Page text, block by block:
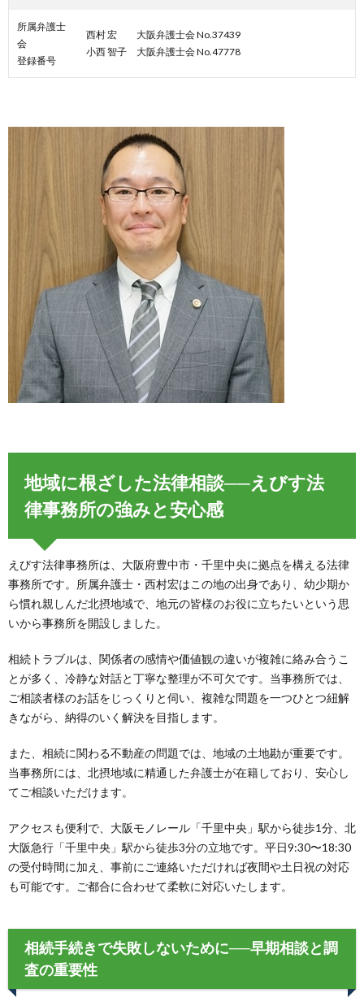
所属弁護士
会
登録番号
西村 宏 大阪弁護士会 No.37439
小西 智子 大阪弁護士会 No.47778
地域に根ざした法律相談──えびす法
律事務所の強みと安心感
えびす法律事務所は、大阪府豊中市・千里中央に拠点を構える法律
事務所です。所属弁護士・西村宏はこの地の出身であり、幼少期か
ら慣れ親しんだ北摂地域で、地元の皆様のお役に立ちたいという思
いから事務所を開設しました。
相続トラブルは、関係者の感情や価値観の違いが複雑に絡み合うこ
とが多く、冷静な対話と丁寧な整理が不可欠です。当事務所では、
ご相談者様のお話をじっくりと伺い、複雑な問題を一つひとつ紐解
きながら、納得のいく解決を目指します。
また、相続に関わる不動産の問題では、地域の土地勘が重要です。
当事務所には、北摂地域に精通した弁護士が在籍しており、安心し
てご相談いただけます。
アクセスも便利で、大阪モノレール「千里中央」駅から徒歩1分、北
大阪急行「千里中央」駅から徒歩3分の立地です。平日9:30〜18:30
の受付時間に加え、事前にご連絡いただければ夜間や土日祝の対応
も可能です。ご都合に合わせて柔軟に対応いたします。
相続手続きで失敗しないために──早期相談と調
査の重要性